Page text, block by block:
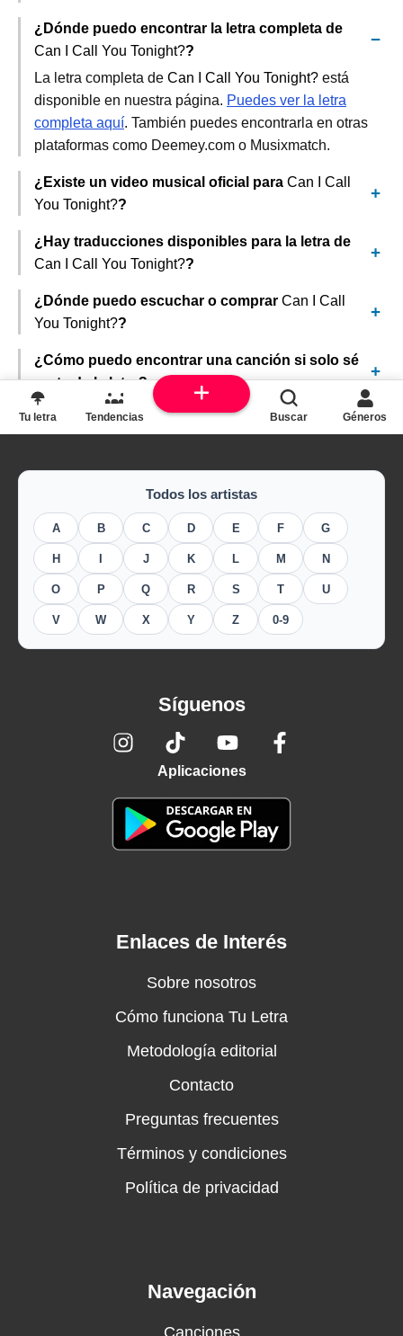
¿Dónde puedo encontrar la letra completa de
Can I Call You Tonight??
La letra completa de Can I Call You Tonight? está
disponible en nuestra página. Puedes ver la letra
completa aquí. También puedes encontrarla en otras
plataformas como Deemey.com o Musixmatch.
¿Existe un video musical oficial para Can I Call
You Tonight??
¿Hay traducciones disponibles para la letra de
Can I Call You Tonight??
¿Dónde puedo escuchar o comprar Can I Call
You Tonight??
¿Cómo puedo encontrar una canción si solo sé
parte de la letra?
Todos los artistas
A B C D E F G
H J K L M N
O P Q R S T U
V W X Y Z 0-9
Síguenos
Aplicaciones
Enlaces de Interés
Sobre nosotros
Cómo funciona Tu Letra
Metodología editorial
Contacto
Preguntas frecuentes
Términos y condiciones
Política de privacidad
Navegación
Tu letra Tendencias Buscar Géneros